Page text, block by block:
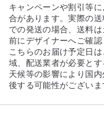
ニッケルメッキ＋金の
ッキ加工を施している
焼け止めなどの化粧品
合があります。
キャンペーンや割引等
合があります。実際の
での発送の場合、送料
前にデザイナーへご確認
こちらのお届け予定日
域、配送業者が必要と
天候等の影響により国
後する可能性がございま